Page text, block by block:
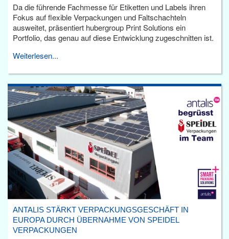
Da die führende Fachmesse für Etiketten und Labels ihren
Fokus auf flexible Verpackungen und Faltschachteln
ausweitet, präsentiert hubergroup Print Solutions ein
Portfolio, das genau auf diese Entwicklung zugeschnitten ist.
Weiterlesen...
ANTALIS STÄRKT VERPACKUNGSGESCHÄFT IN
EUROPA DURCH ÜBERNAHME VON SPEIDEL
VERPACKUNGEN